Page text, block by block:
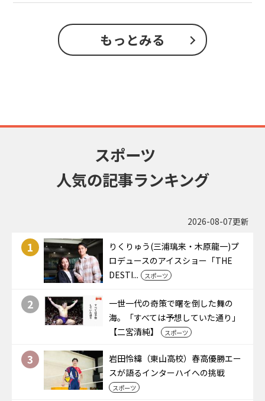
もっとみる
スポーツ
人気の記事ランキング
2026-08-07更新
1
りくりゅう(三浦璃来・木原龍一)プ
ロデュースのアイスショー「THE
DESTI...
スポーツ
2
一世一代の奇策で曙を倒した舞の
海。「すべては予想していた通り」
【二宮清純】
スポーツ
3
岩田怜緯（東山高校）春高優勝エー
スが語るインターハイへの挑戦
スポーツ